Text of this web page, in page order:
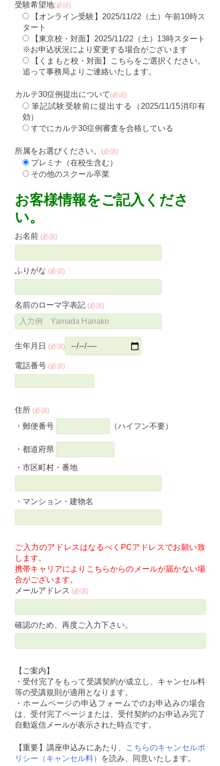
受験希望地(必須)
【オンライン受験】2025/11/22（土）午前10時ス
タート
【東京校・対面】2025/11/22（土）13時スタート
※お申込状況により変更する場合がございます
【くまもと校・対面】こちらをご選択ください。
追って事務局よりご連絡いたします。
カルテ30症例提出について (必須)
筆記試験受験前に提出する（2025/11/15消印有
効）
すでにカルテ30症例審査を合格している
所属をお選びください。 (必須)
プレミナ（在校生含む）
その他のスクール卒業
お客様情報をご記入くださ
い。
お名前 (必須)
ふりがな (必須)
名前のローマ字表記 (必須)
生年月日 (必須)
電話番号 (必須)
住所 (必須)
・郵便番号 （ハイフン不要）
・都道府県
・市区町村・番地
・マンション・建物名
ご入力のアドレスはなるべくPCアドレスでお願い致
します。
携帯キャリアによりこちらからのメールが届かない場
合がございます。
メールアドレス (必須)
確認のため、再度ご入力下さい。
【ご案内】
・受付完了をもって受講契約が成立し、キャンセル料
等の受講規則が適用となります。
・ホームページの申込フォームでのお申込みの場合
は、受付完了ページまたは、受付契約のお申込み完了
自動返信メールが表示された時点です。
【重要】講座申込みにあたり、 こちらのキャンセルポ
リシー（キャンセル料）
を読み、同意いたします。